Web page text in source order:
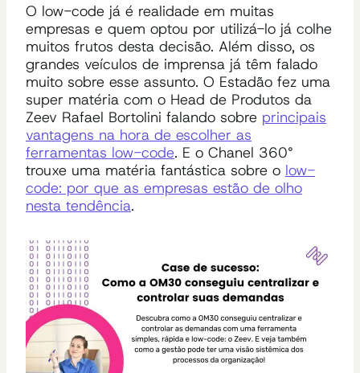
O low-code já é realidade em muitas
empresas e quem optou por utilizá-lo já colhe
muitos frutos desta decisão. Além disso, os
grandes veículos de imprensa já têm falado
muito sobre esse assunto. O Estadão fez uma
super matéria com o Head de Produtos da
Zeev Rafael Bortolini falando sobre principais
vantagens na hora de escolher as
ferramentas low-code. E o Chanel 360°
trouxe uma matéria fantástica sobre o low-
code: por que as empresas estão de olho
nesta tendência.